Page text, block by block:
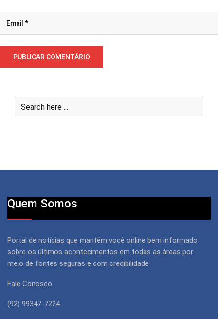
Quem Somos
Portal de notícias que mantém você online bem informado
sobre os últimos acontecimentos em todas as áreas por
meio de fontes seguras e com credibilidade
Fale Conosco
(92) 99347-7224